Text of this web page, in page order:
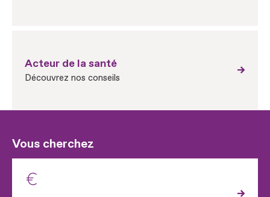
Acteur de la santé
Découvrez nos conseils
Vous cherchez